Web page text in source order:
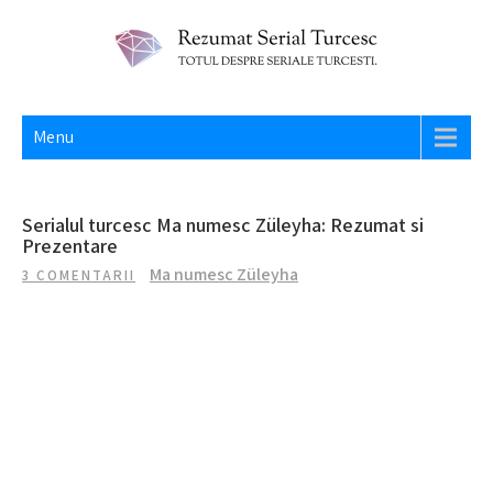
REZUMAT SERIAL TURCESC
Menu
Serialul turcesc Ma numesc Züleyha: Rezumat si
Prezentare
3 COMENTARII Ma numesc Züleyha